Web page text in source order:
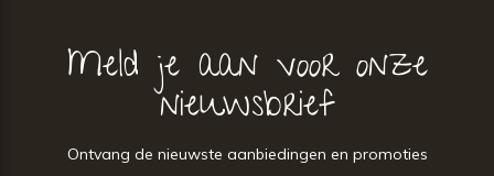
Meld je aan voor onze
nieuwsbrief
Ontvang de nieuwste aanbiedingen en promoties